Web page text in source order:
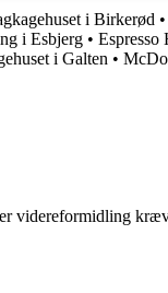
i Birkerød •
i Esbjerg • Espresso
i Galten •
videreformidling